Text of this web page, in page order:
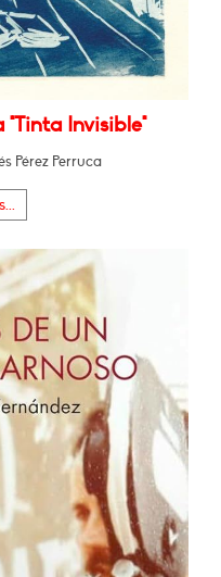
"Tinta Invisible"
Pérez Perruca